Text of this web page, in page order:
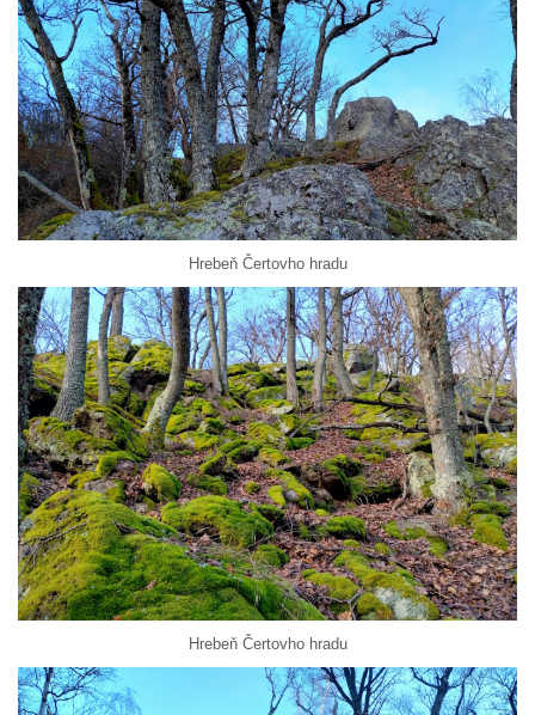
Hrebeň Čertovho hradu
Hrebeň Čertovho hradu